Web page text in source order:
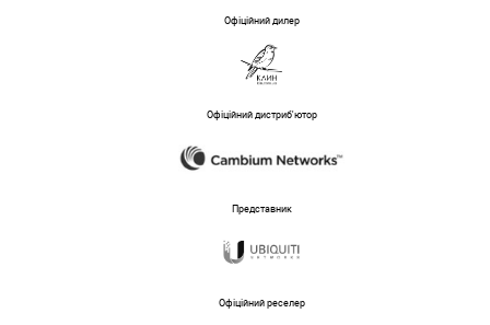
Офіційний дилер
Офіційний дистриб'ютор
Представник
Офіційний реселер